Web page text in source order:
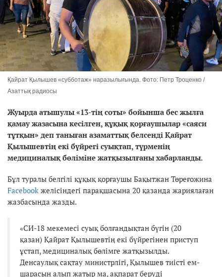
Қайрат Қылышев «субботаж» наразылығында. Фото: Петр Троценко /
Азаттық радиосы
Жуырда атышулы «13-тің соты» бойынша бес жылға
қамау жазасына кесілген, құқық қорғаушылар «саяси
тұтқын» деп таныған азаматтық белсенді Қайрат
Қылышевтің екі бүйрегі суықтап, түрменің
медициналық бөліміне жатқызылғаны хабарланды.
Бұл туралы белгілі құқық қорғаушы Бақытжан Төреғожина
Facebook желісіндегі парақшасына 20 қазанда жариялаған
жазбасында жазды.
«СИ-18 мекемесі суық болғандықтан бүгін (20
қазан) Қайрат Қылышевтің екі бүйрегінен приступ
ұстап, медициналық бөлімге жатқызылды.
Денсаулық сақтау министрлігі, Қылышев тиісті ем-
шарасын алып жатыр ма, ақпарат беруді